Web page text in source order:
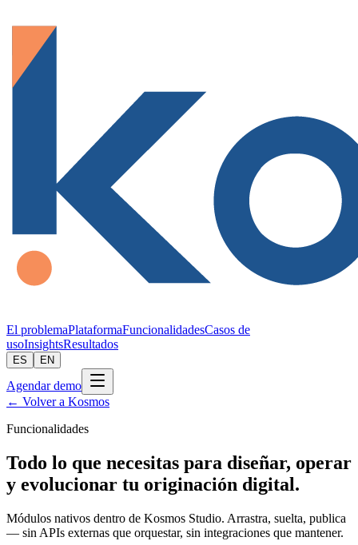
El problemaPlataformaFuncionalidadesCasos de
usoInsightsResultados
ES EN
Agendar demo
← Volver a Kosmos
Funcionalidades
Todo lo que necesitas para diseñar, operar
y evolucionar tu originación digital.
Módulos nativos dentro de Kosmos Studio. Arrastra, suelta, publica
— sin APIs externas que orquestar, sin integraciones que mantener.